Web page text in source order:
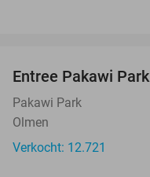
Entree Pakawi Park
Pakawi Park
Olmen
Verkocht: 12.721